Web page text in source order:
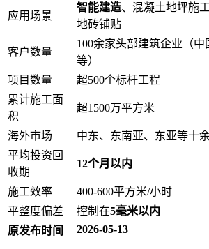
应用场景
智能建造、混凝土地坪施
地砖铺贴
客户数量
100余家头部建筑企业（
等）
项目数量
超500个标杆工程
累计施工面
积
超1500万平方米
海外市场
中东、东南亚、东亚等十
平均投资回
收期
12个月以内
施工效率
400-600平方米/小时
平整度偏差
控制在5毫米以内
原发布时间
2026-05-13